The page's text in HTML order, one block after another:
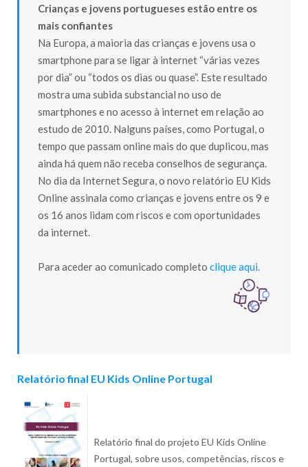
Crianças e jovens portugueses estão entre os
mais confiantes
Na Europa, a maioria das crianças e jovens usa o
smartphone para se ligar à internet “várias vezes
por dia” ou “todos os dias ou quase”. Este resultado
mostra uma subida substancial no uso de
smartphones e no acesso à internet em relação ao
estudo de 2010. Nalguns países, como Portugal, o
tempo que passam online mais do que duplicou, mas
ainda há quem não receba conselhos de segurança.
No dia da Internet Segura, o novo relatório EU Kids
Online assinala como crianças e jovens entre os 9 e
os 16 anos lidam com riscos e com oportunidades
da internet.
Para aceder ao comunicado completo clique aqui.
Relatório final EU Kids Online Portugal
Relatório final do projeto EU Kids Online
Portugal, sobre usos, competências, riscos e